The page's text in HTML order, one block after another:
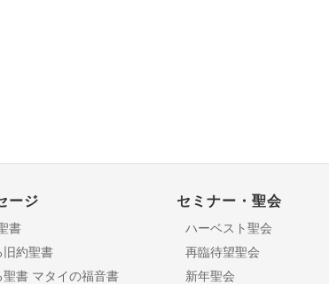
ージ
書
旧約聖書
書 マタイの福音書
セミナー・聖会
ハーベスト聖会
再臨待望聖会
新年聖会